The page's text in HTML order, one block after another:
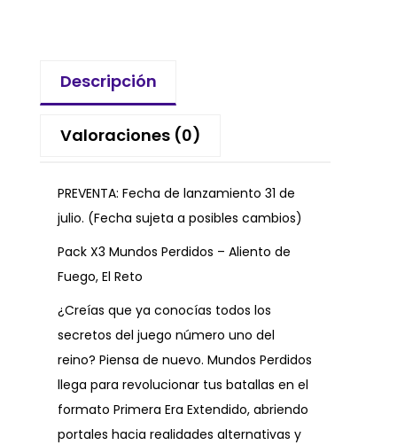
Descripción
Valoraciones (0)
PREVENTA: Fecha de lanzamiento 31 de
julio. (Fecha sujeta a posibles cambios)
Pack X3 Mundos Perdidos – Aliento de
Fuego, El Reto
¿Creías que ya conocías todos los
secretos del juego número uno del
reino? Piensa de nuevo. Mundos Perdidos
llega para revolucionar tus batallas en el
formato Primera Era Extendido, abriendo
portales hacia realidades alternativas y